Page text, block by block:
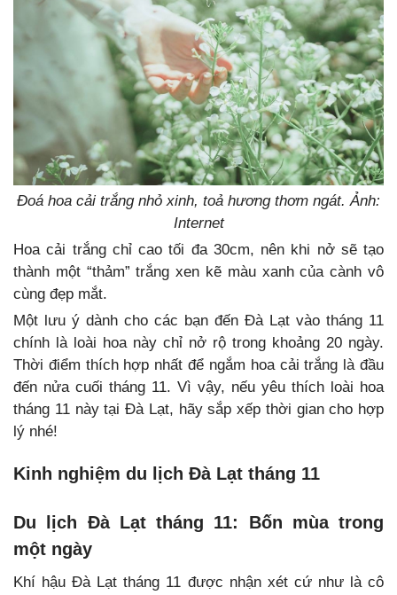
Đoá hoa cải trắng nhỏ xinh, toả hương thơm ngát. Ảnh:
Internet
Hoa cải trắng chỉ cao tối đa 30cm, nên khi nở sẽ tạo
thành một “thảm” trắng xen kẽ màu xanh của cành vô
cùng đẹp mắt.
Một lưu ý dành cho các bạn đến Đà Lạt vào tháng 11
chính là loài hoa này chỉ nở rộ trong khoảng 20 ngày.
Thời điểm thích hợp nhất để ngắm hoa cải trắng là đầu
đến nửa cuối tháng 11. Vì vậy, nếu yêu thích loài hoa
tháng 11 này tại Đà Lạt, hãy sắp xếp thời gian cho hợp
lý nhé!
Kinh nghiệm du lịch Đà Lạt tháng 11
Du lịch Đà Lạt tháng 11: Bốn mùa trong
một ngày
Khí hậu Đà Lạt tháng 11 được nhận xét cứ như là cô